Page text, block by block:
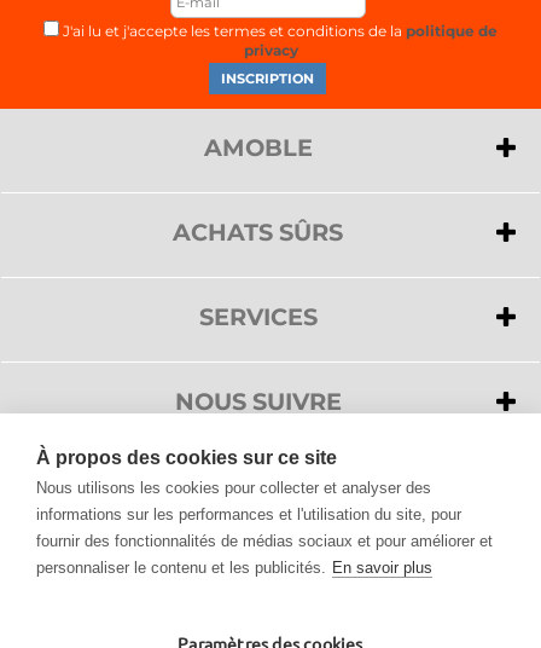
J'ai lu et j'accepte les termes et conditions de la politique de
privacy
AMOBLE
>Privacy
ACHATS SÛRS
>Livraison
SERVICES
>Demander un devis
>Accessibilité
NOUS SUIVRE
Tous les produits de Design, vous les trouvez sur Amoble.fr
Mobilier Design, Luminaires, Décorations pour la maison et meubles de jardin.
Nouvelles tendances même pendant le
Black Friday
À propos des cookies sur ce site
Nous utilisons les cookies pour collecter et analyser des
informations sur les performances et l'utilisation du site, pour
fournir des fonctionnalités de médias sociaux et pour améliorer et
personnaliser le contenu et les publicités. En savoir plus
Paramètres des cookies